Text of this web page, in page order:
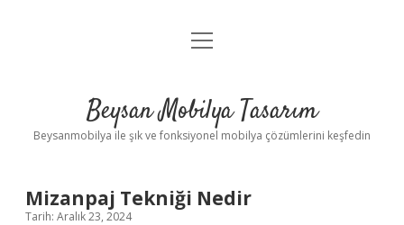
Anasayfa
Yasal Uyarı
menüyü
Beysan Mobilya Tasarım
Beysanmobilya ile şık ve fonksiyonel mobilya çözümlerini keşfedin
Mizanpaj Tekniği Nedir
Tarih: Aralık 23, 2024